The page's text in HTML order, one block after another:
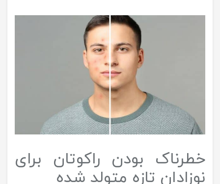
خطرناک بودن راکوتان برای
نوزادان تازه متولد شده